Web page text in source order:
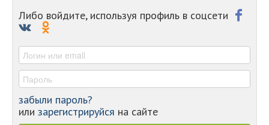
-
Либо войдите, используя профиль в соцсети
забыли пароль?
или зарегистрируйся на сайте